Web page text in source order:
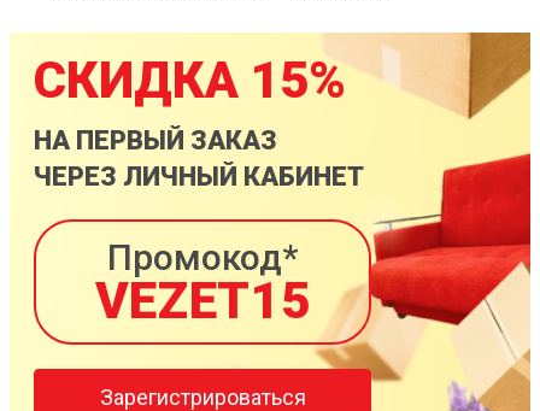
СКИДКА 15%
НА ПЕРВЫЙ ЗАКАЗ
ЧЕРЕЗ ЛИЧНЫЙ КАБИНЕТ
Промокод*
VEZET15
Зарегистрироваться